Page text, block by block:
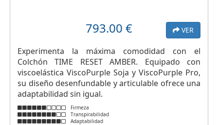
793.00 € VER
Experimenta la máxima comodidad con el
Colchón TIME RESET AMBER. Equipado con
viscoelástica ViscoPurple Soja y ViscoPurple Pro,
su diseño desenfundable y articulable ofrece una
adaptabilidad sin igual.
Firmeza
Transpirabilidad
Adaptabilidad